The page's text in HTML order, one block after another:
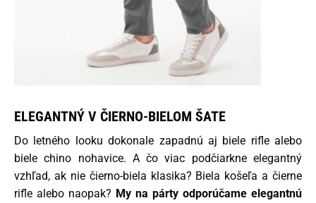
ELEGANTNÝ V ČIERNO-BIELOM ŠATE
Do letného looku dokonale zapadnú aj biele rifle alebo
biele chino nohavice. A čo viac podčiarkne elegantný
vzhľad, ak nie čierno-biela klasika? Biela košeľa a čierne
rifle alebo naopak? My na párty odporúčame elegantnú